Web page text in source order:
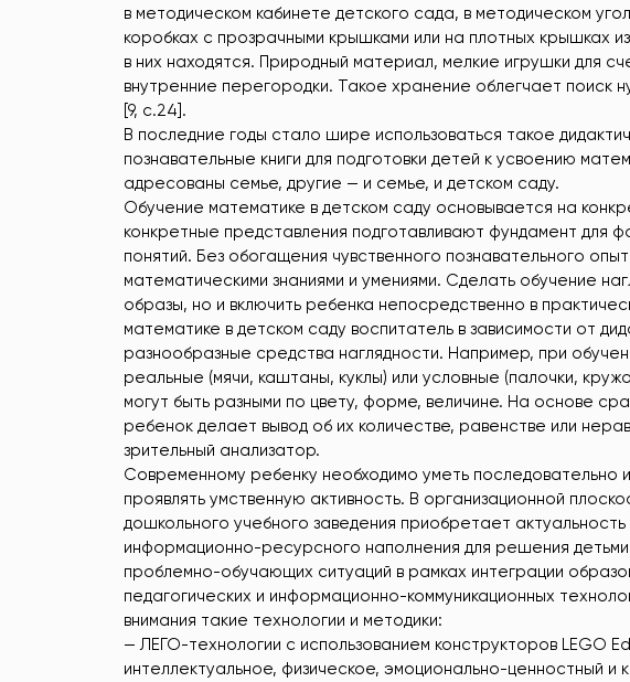
в методическом кабинете детского сада, в методическом
коробках с прозрачными крышками или на плотных крышках
в них находятся. Природный материал, мелкие игрушки для
внутренние перегородки. Такое хранение облегчает поиск
[9, с.24].
В последние годы стало шире использоваться такое
познавательные книги для подготовки детей к усвоению
адресованы семье, другие — и семье, и детском саду.
Обучение математике в детском саду основывается на
конкретные представления подготавливают фундамент для
понятий. Без обогащения чувственного познавательного
математическими знаниями и умениями. Сделать обучение
образы, но и включить ребенка непосредственно в
математике в детском саду воспитатель в зависимости от
разнообразные средства наглядности. Например, при
реальные (мячи, каштаны, куклы) или условные (палочки,
могут быть разными по цвету, форме, величине. На основе
ребенок делает вывод об их количестве, равенстве или
зрительный анализатор.
Современному ребенку необходимо уметь последовательно
проявлять умственную активность. В организационной
дошкольного учебного заведения приобретает
информационно-ресурсного наполнения для решения
проблемно-обучающих ситуаций в рамках интеграции
педагогических и информационно-коммуникационных
внимания такие технологии и методики:
— ЛЕГО-технологии с использованием конструкторов LEGO
интеллектуальное, физическое, эмоционально-ценностный и